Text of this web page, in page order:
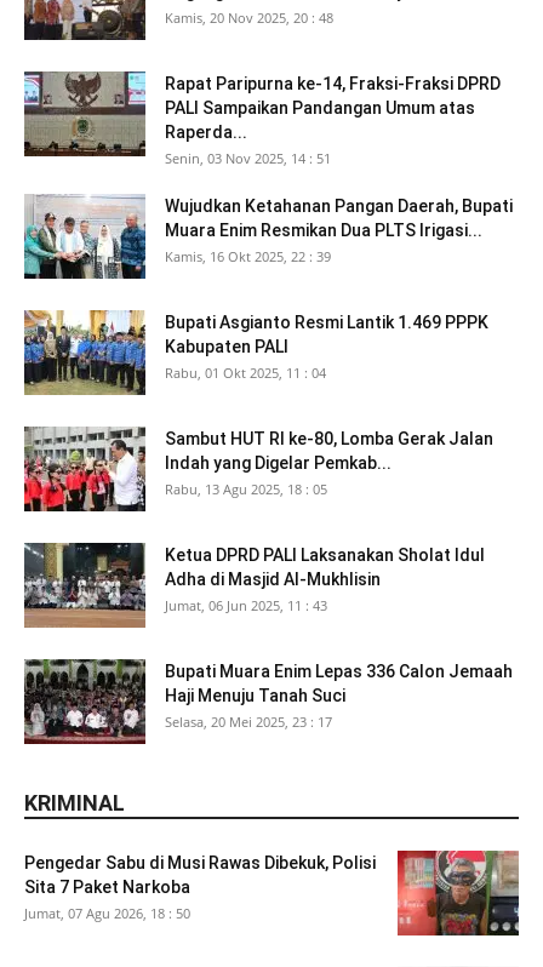
Kamis, 20 Nov 2025, 20 : 48
Rapat Paripurna ke-14, Fraksi-Fraksi DPRD
PALI Sampaikan Pandangan Umum atas
Raperda...
Senin, 03 Nov 2025, 14 : 51
Wujudkan Ketahanan Pangan Daerah, Bupati
Muara Enim Resmikan Dua PLTS Irigasi...
Kamis, 16 Okt 2025, 22 : 39
Bupati Asgianto Resmi Lantik 1.469 PPPK
Kabupaten PALI
Rabu, 01 Okt 2025, 11 : 04
Sambut HUT RI ke-80, Lomba Gerak Jalan
Indah yang Digelar Pemkab...
Rabu, 13 Agu 2025, 18 : 05
Ketua DPRD PALI Laksanakan Sholat Idul
Adha di Masjid Al-Mukhlisin
Jumat, 06 Jun 2025, 11 : 43
Bupati Muara Enim Lepas 336 Calon Jemaah
Haji Menuju Tanah Suci
Selasa, 20 Mei 2025, 23 : 17
KRIMINAL
Pengedar Sabu di Musi Rawas Dibekuk, Polisi
Sita 7 Paket Narkoba
Jumat, 07 Agu 2026, 18 : 50